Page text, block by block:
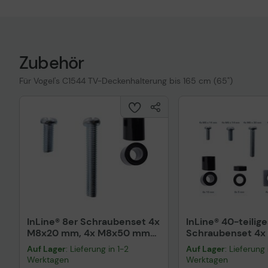
Zubehör
Für Vogel's C1544 TV-Deckenhalterung bis 165 cm (65")
InLine® 8er Schraubenset 4x
M8x20 mm, 4x M8x50 mm
und 4x 15 mm
Auf Lager: Lieferung in 1-2
Werktagen
InLine® 40-
Schraubenset 4x
4x M6x14mm, 4x
4x M8x30mm, 4x
Auf Lager: Lieferung
Werktagen